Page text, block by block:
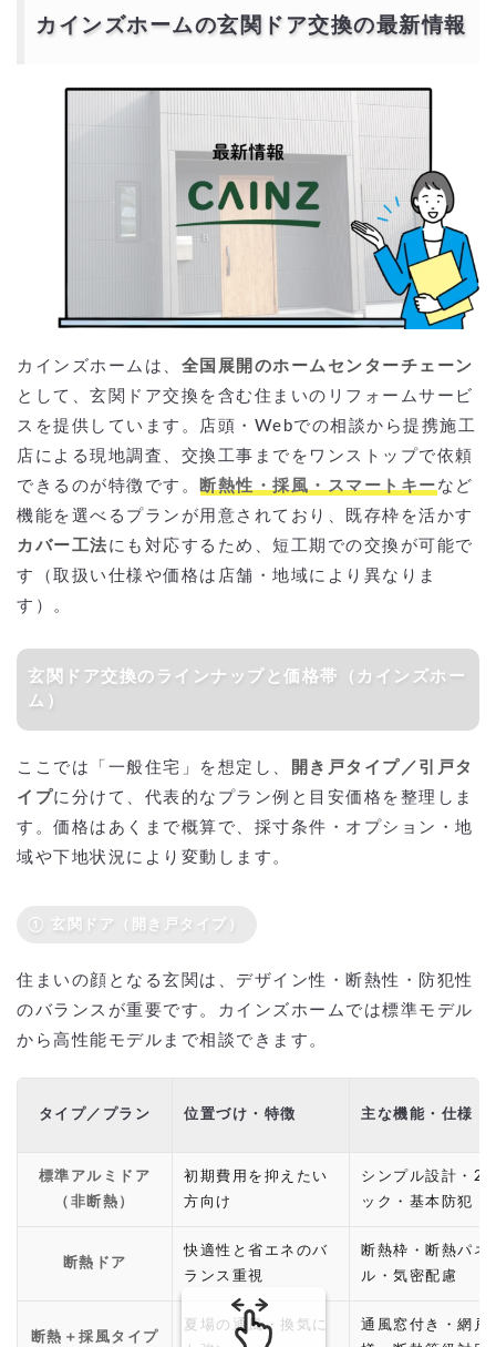
「網戸付き」や「採風」タイプの注意点は？（虫・防犯・気密）
カインズ 玄関ドア 交換と専門業者、どちらに頼むべき？
ング
カインズホームの玄関ドア交換はどこに頼むべきか？
カインズ（店頭・Web受付／提携施工）に依頼する場合
専門業者やリフォーム会社に依頼する場合
補助金や助成制度を活用するとお得に
補助金を活用した場合の費用シミュレーション
カインズホームの玄関ドア交換より安価で依頼するに
カインズホームの玄関ドア交換の最新情報
カインズホームは、 全国展開のホームセンターチェーン
として、玄関ドア交換を含む住まいのリフォームサービ
スを提供しています。店頭・Webでの相談から提携施工
店による現地調査、交換工事までをワンストップで依頼
できるのが特徴です。
断熱性・採風・スマートキー など
機能を選べるプランが用意されており、既存枠を活かす
カバー工法 にも対応するため、短工期での交換が可能で
す（取扱い仕様や価格は店舗・地域により異なりま
す）。
玄関ドア交換のラインナップと価格帯（カインズホー
ム）
ここでは「一般住宅」を想定し、
開き戸タイプ／引戸タ
イプに分けて、代表的なプラン例と目安価格を整理しま
す。価格はあくまで概算で、採寸条件・オプション・地
域や下地状況により変動します。
① 玄関ドア（開き戸タイプ）
住まいの顔となる玄関は、デザイン性・断熱性・防犯性
のバランスが重要です。カインズホームでは標準モデル
から高性能モデルまで相談できます。
タイプ／プラン 位置づけ・特徴 主な機能・仕様
標準アルミドア
（非断熱）
初期費用を抑えたい
方向け
シンプル設計・2
ック・基本防犯
断熱ドア
快適性と省エネのバ
ランス重視
断熱枠・断熱パネ
ル・気密配慮
断熱＋採風タイプ
夏場の通風・換気に
通風窓付き・網戸